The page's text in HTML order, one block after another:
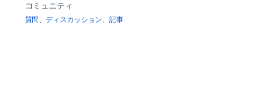
コミュニティ
質問、ディスカッション、記事